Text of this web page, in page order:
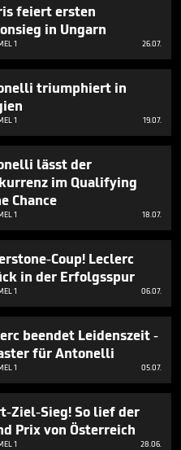
feiert ersten
in Ungarn
1 26.07.
triumphiert in
1 19.07.
lässt der
im Qualifying
Chance
1 18.07.
Coup! Leclerc
in der Erfolgsspur
1 06.07.
beendet Leidenszeit -
für Antonelli
1 05.07.
Ziel-Sieg! So lief der
Prix von Österreich
1 28.06.